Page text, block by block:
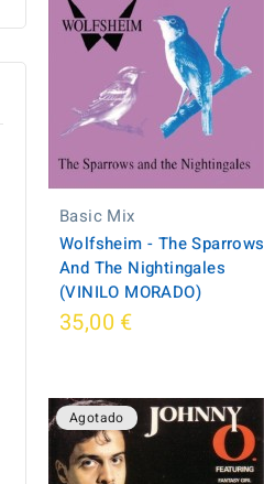
Basic Mix
Wolfsheim - The Sparrows
And The Nightingales
(VINILO MORADO)
35,00 €
Agotado